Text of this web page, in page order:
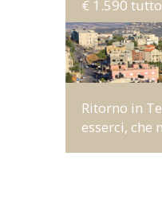
€ 1.590
Ritorno in
esserci, che